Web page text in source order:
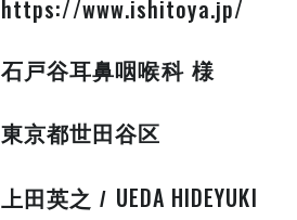
https://www.ishitoya.jp/
石戸谷耳鼻咽喉科 様
東京都世田谷区
上田英之 / UEDA HIDEYUKI